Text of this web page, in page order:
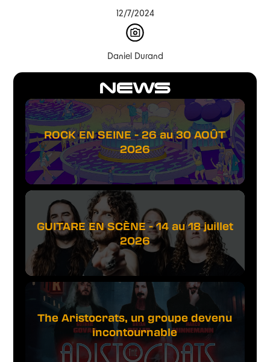
NEWS
ROCK EN SEINE - 26 au 30 AOÛT
2026
GUITARE EN SCÈNE - 14 au 18 juillet
2026
The Aristocrats, un groupe devenu
incontournable
12/7/2024
Daniel Durand